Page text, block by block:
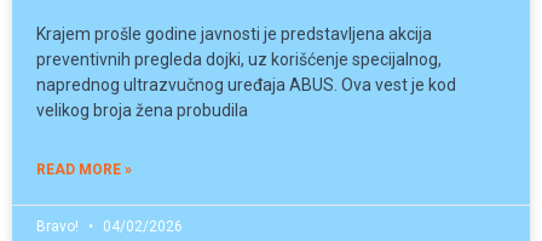
Krajem prošle godine javnosti je predstavljena akcija
preventivnih pregleda dojki, uz korišćenje specijalnog,
naprednog ultrazvučnog uređaja ABUS. Ova vest je kod
velikog broja žena probudila
READ MORE »
Bravo! 04/02/2026